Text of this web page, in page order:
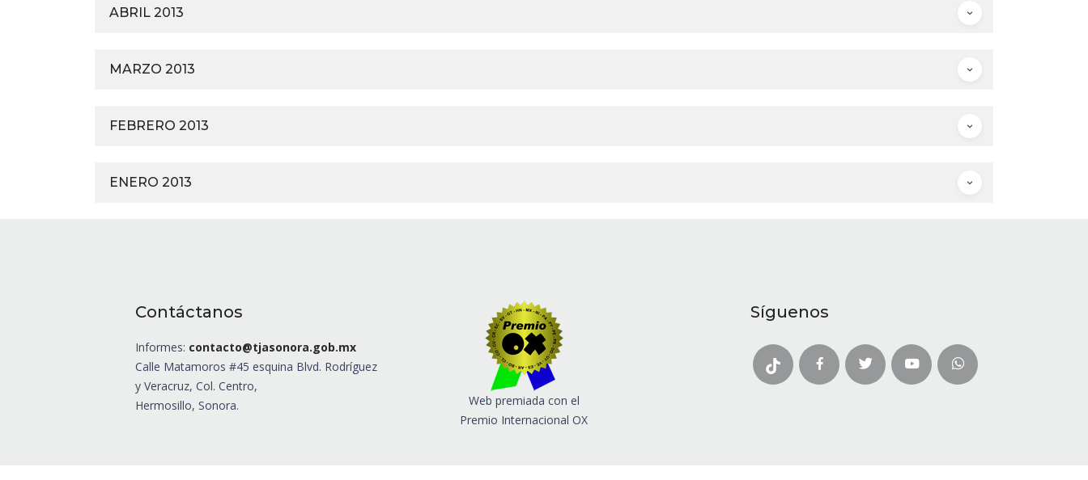
ABRIL 2013
MARZO 2013
FEBRERO 2013
ENERO 2013
Contáctanos
Informes: contacto@tjasonora.gob.mx
Calle Matamoros #45 esquina Blvd. Rodríguez
y Veracruz, Col. Centro,
Hermosillo, Sonora.
Web premiada con el
Premio Internacional OX
Síguenos